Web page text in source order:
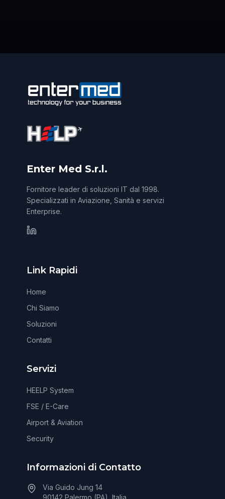
Enter Med S.r.l.
Fornitore leader di soluzioni IT dal 1998.
Specializzati in Aviazione, Sanità e servizi
Enterprise.
Link Rapidi
Home
Chi Siamo
Soluzioni
Contatti
Servizi
HEELP System
FSE / E-Care
Airport & Aviation
Security
Informazioni di Contatto
Via Guido Jung 14
90142 Palermo (PA), Italia